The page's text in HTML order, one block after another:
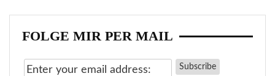
FOLGE MIR PER MAIL